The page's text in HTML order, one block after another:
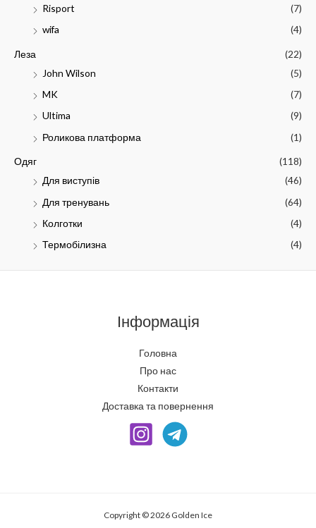
Risport
(7)
wifa
(4)
Леза
(22)
John Wilson
(5)
MK
(7)
Ultima
(9)
Роликова платформа
(1)
Одяг
(118)
Для виступів
(46)
Для тренувань
(64)
Колготки
(4)
Термобілизна
(4)
Інформація
Головна
Про нас
Контакти
Доставка та повернення
Copyright © 2026 Golden Ice